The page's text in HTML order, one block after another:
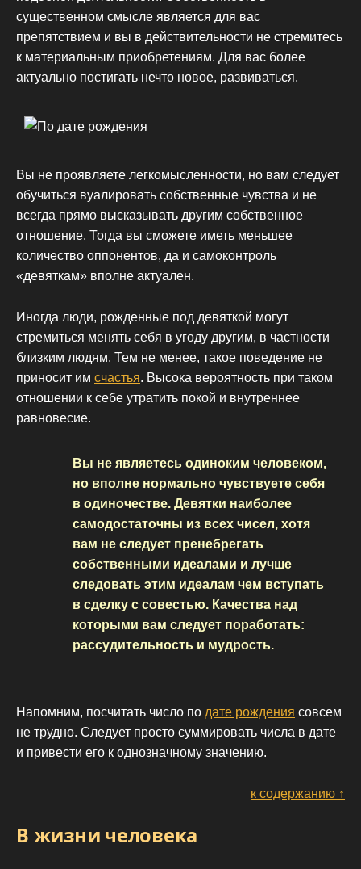
существенном смысле является для вас
препятствием и вы в действительности не стремитесь
к материальным приобретениям. Для вас более
актуально постигать нечто новое, развиваться.
Вы не проявляете легкомысленности, но вам следует
обучиться вуалировать собственные чувства и не
всегда прямо высказывать другим собственное
отношение. Тогда вы сможете иметь меньшее
количество оппонентов, да и самоконтроль
«девяткам» вполне актуален.
Иногда люди, рожденные под девяткой могут
стремиться менять себя в угоду другим, в частности
близким людям. Тем не менее, такое поведение не
приносит им счастья. Высока вероятность при таком
отношении к себе утратить покой и внутреннее
равновесие.
Вы не являетесь одиноким человеком,
но вполне нормально чувствуете себя
в одиночестве. Девятки наиболее
самодостаточны из всех чисел, хотя
вам не следует пренебрегать
собственными идеалами и лучше
следовать этим идеалам чем вступать
в сделку с совестью. Качества над
которыми вам следует поработать:
рассудительность и мудрость.
Напомним, посчитать число по дате рождения совсем
не трудно. Следует просто суммировать числа в дате
и привести его к однозначному значению.
к содержанию ↑
В жизни человека